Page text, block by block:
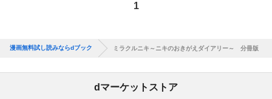
1
漫画無料試し読みならdブック ミラクルニキ～ニキのおきがえダイアリー～ 分冊版
dマーケットストア